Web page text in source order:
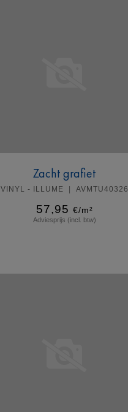
Zacht grafiet
VINYL - ILLUME AVMTU40326
57,95 €/m²
Adviesprijs (incl. btw)